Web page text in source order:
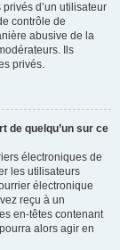
d’un utilisateur
contrôle de
abusive de la
Ils
privés.
de quelqu’un sur ce
électroniques de
les utilisateurs
électronique
reçu à un
en-têtes contenant
alors agir en